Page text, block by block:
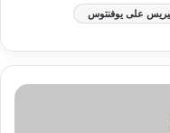
على يوفنتوس